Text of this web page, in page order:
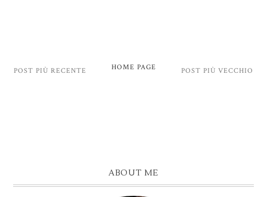
POST PIÙ RECENTE POST PIÙ VECCHIO
HOME PAGE
ABOUT ME